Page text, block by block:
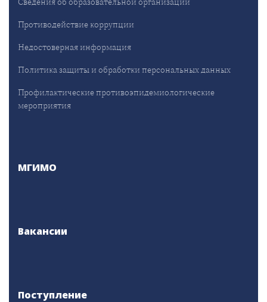
Противодействие коррупции
Недостоверная информация
Политика защиты и обработки персональных данных
Профилактические противоэпидемиологические
мероприятия
МГИМО
Вакансии
Поступление